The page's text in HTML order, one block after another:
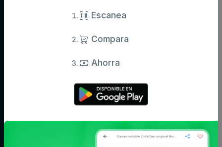
Escanea
Compara
Ahorra
refrescos
Azúcar,
caramelos y
Cacao, café e
infusiones
Carne